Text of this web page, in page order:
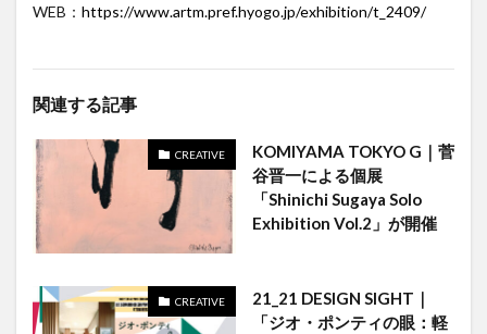
WEB： https://www.artm.pref.hyogo.jp/exhibition/t_2409/
関連する記事
CREATIVE
KOMIYAMA TOKYO G｜菅
谷晋一による個展
「Shinichi Sugaya Solo
Exhibition Vol.2」が開催
CREATIVE
21_21 DESIGN SIGHT｜
「ジオ・ポンティの眼：軽